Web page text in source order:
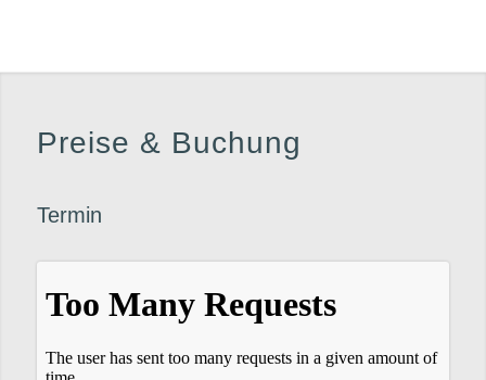
Preise & Buchung
Termin